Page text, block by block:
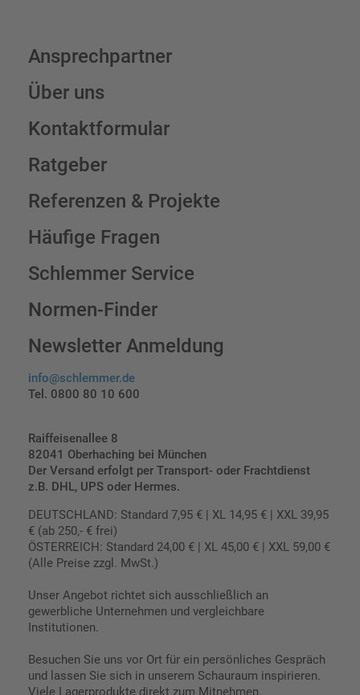
Ansprechpartner
Über uns
Kontaktformular
Ratgeber
Referenzen & Projekte
Häufige Fragen
Schlemmer Service
Normen-Finder
Newsletter Anmeldung
info@schlemmer.de
Tel. 0800 80 10 600
Raiffeisenallee 8
82041 Oberhaching bei München
Der Versand erfolgt per Transport- oder Frachtdienst
z.B. DHL, UPS oder Hermes.
DEUTSCHLAND: Standard 7,95 € | XL 14,95 € | XXL 39,95
€ (ab 250,- € frei)
ÖSTERREICH: Standard 24,00 € | XL 45,00 € | XXL 59,00 €
(Alle Preise zzgl. MwSt.)
Unser Angebot richtet sich ausschließlich an
gewerbliche Unternehmen und vergleichbare
Institutionen.
Besuchen Sie uns vor Ort für ein persönliches Gespräch
und lassen Sie sich in unserem Schauraum inspirieren.